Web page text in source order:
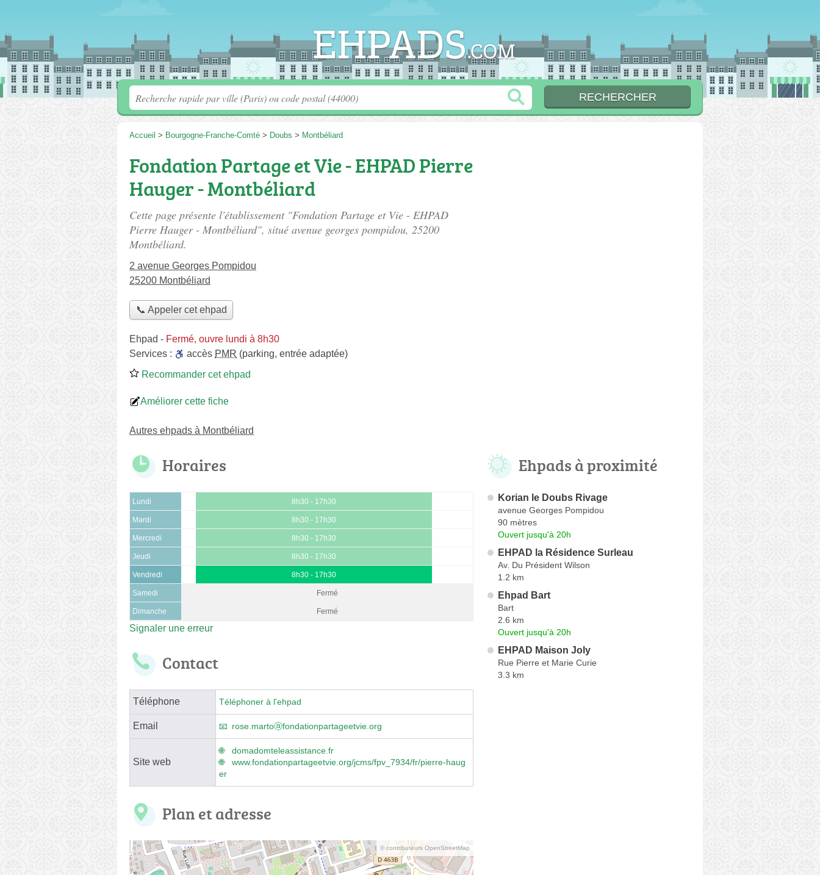
Accueil > Bourgogne-Franche-Comté > Doubs > Montbéliard
Fondation Partage et Vie - EHPAD Pierre
Hauger - Montbéliard
Cette page présente l'établissement "Fondation Partage et Vie - EHPAD
Pierre Hauger - Montbéliard", situé avenue georges pompidou, 25200
Montbéliard.
2 avenue Georges Pompidou
25200 Montbéliard
📞 Appeler cet ehpad
Ehpad - Fermé, ouvre lundi à 8h30
Services :
accès PMR (parking, entrée adaptée)
Recommander cet ehpad
Améliorer cette fiche
Autres ehpads à Montbéliard
Horaires
Lundi 8h30 - 17h30
Mardi 8h30 - 17h30
Mercredi 8h30 - 17h30
Jeudi 8h30 - 17h30
Vendredi 8h30 - 17h30
Samedi Fermé
Dimanche Fermé
Signaler une erreur
Contact
Téléphone Téléphoner à l'ehpad
Email rose.martoⓐfondationpartageetvie.org
Site web
domadomteleassistance.fr
www.fondationpartageetvie.org/jcms/fpv_7934/fr/pierre-haug
er
Plan et adresse
© contributeurs OpenStreetMap
Ehpads à proximité
Korian le Doubs Rivage
avenue Georges Pompidou
90 mètres
Ouvert jusqu'à 20h
EHPAD la Résidence Surleau
Av. Du Président Wilson
1.2 km
Ehpad Bart
Bart
2.6 km
Ouvert jusqu'à 20h
EHPAD Maison Joly
Rue Pierre et Marie Curie
3.3 km